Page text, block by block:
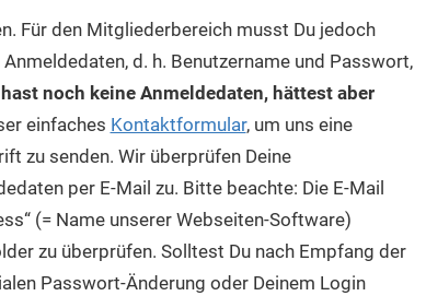
Für den Mitgliederbereich musst Du jedoch
d. h. Benutzername und Passwort,
noch keine Anmeldedaten, hättest aber
einfaches Kontaktformular, um uns eine
zu senden. Wir überprüfen Deine
per E-Mail zu. Bitte beachte: Die E-Mail
(= Name unserer Webseiten-Software)
zu überprüfen. Solltest Du nach Empfang der
Passwort-Änderung oder Deinem Login